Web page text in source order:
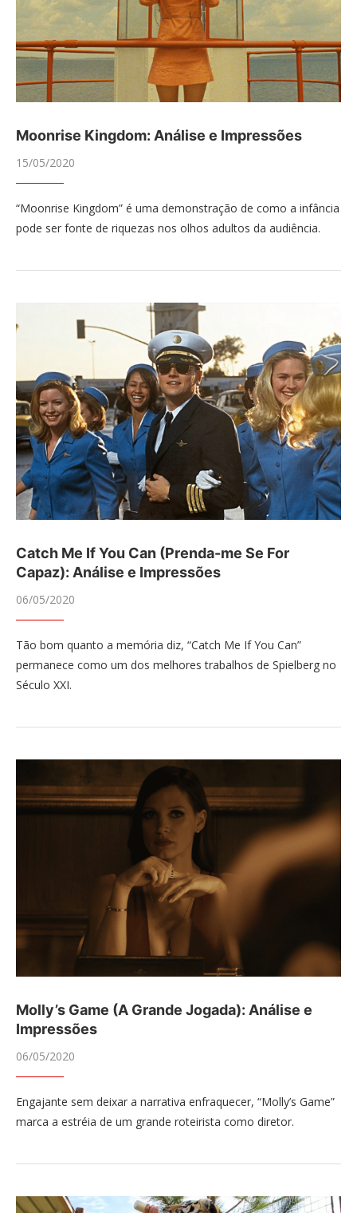
Moonrise Kingdom: Análise e Impressões
15/05/2020
“Moonrise Kingdom” é uma demonstração de como a infância
pode ser fonte de riquezas nos olhos adultos da audiência.
Catch Me If You Can (Prenda-me Se For
Capaz): Análise e Impressões
06/05/2020
Tão bom quanto a memória diz, “Catch Me If You Can”
permanece como um dos melhores trabalhos de Spielberg no
Século XXI.
Molly’s Game (A Grande Jogada): Análise e
Impressões
06/05/2020
Engajante sem deixar a narrativa enfraquecer, “Molly’s Game”
marca a estréia de um grande roteirista como diretor.